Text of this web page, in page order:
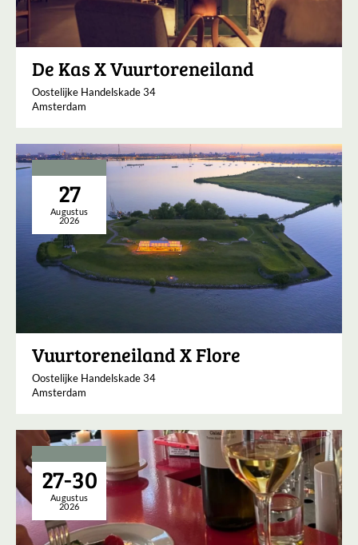
De Kas X Vuurtoreneiland
Oostelijke Handelskade 34
Amsterdam
27
Augustus
2026
Vuurtoreneiland X Flore
Oostelijke Handelskade 34
Amsterdam
27-30
Augustus
2026